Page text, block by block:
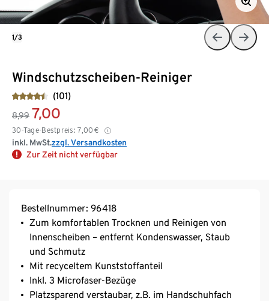
Windschutzscheiben-Reiniger
(101)
8,99 7,00
30-Tage-Bestpreis: 7,00 €
inkl. MwSt.zzgl. Versandkosten
Zur Zeit nicht verfügbar
1/3
Bestellnummer: 96418
Zum komfortablen Trocknen und Reinigen von
Innenscheiben – entfernt Kondenswasser, Staub
und Schmutz
Mit recyceltem Kunststoffanteil
Inkl. 3 Microfaser-Bezüge
Platzsparend verstaubar, z.B. im Handschuhfach